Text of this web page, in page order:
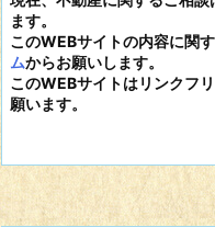
ます。
このWEBサイトの内容に関
ムからお願いします。
このWEBサイトはリンクフ
願います。